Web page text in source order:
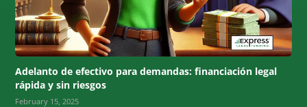
Adelanto de efectivo para demandas: financiación legal
rápida y sin riesgos
February 15, 2025